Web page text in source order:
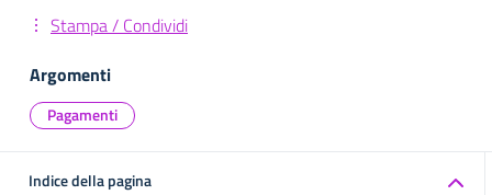
Stampa / Condividi
Argomenti
Pagamenti
Indice della pagina